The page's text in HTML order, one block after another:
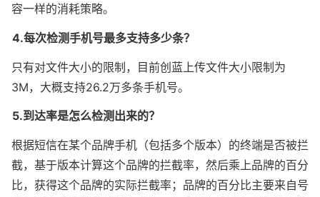
容一样的消耗策略。
4.每次检测手机号最多支持多少条？
只有对文件大小的限制，目前创蓝上传文件大小限制为
3M，大概支持26.2万多条手机号。
5.到达率是怎么检测出来的？
根据短信在某个品牌手机（包括多个版本）的终端是否被拦
截，基于版本计算这个品牌的拦截率，然后乘上品牌的百分
比，获得这个品牌的实际拦截率；品牌的百分比主要来自号